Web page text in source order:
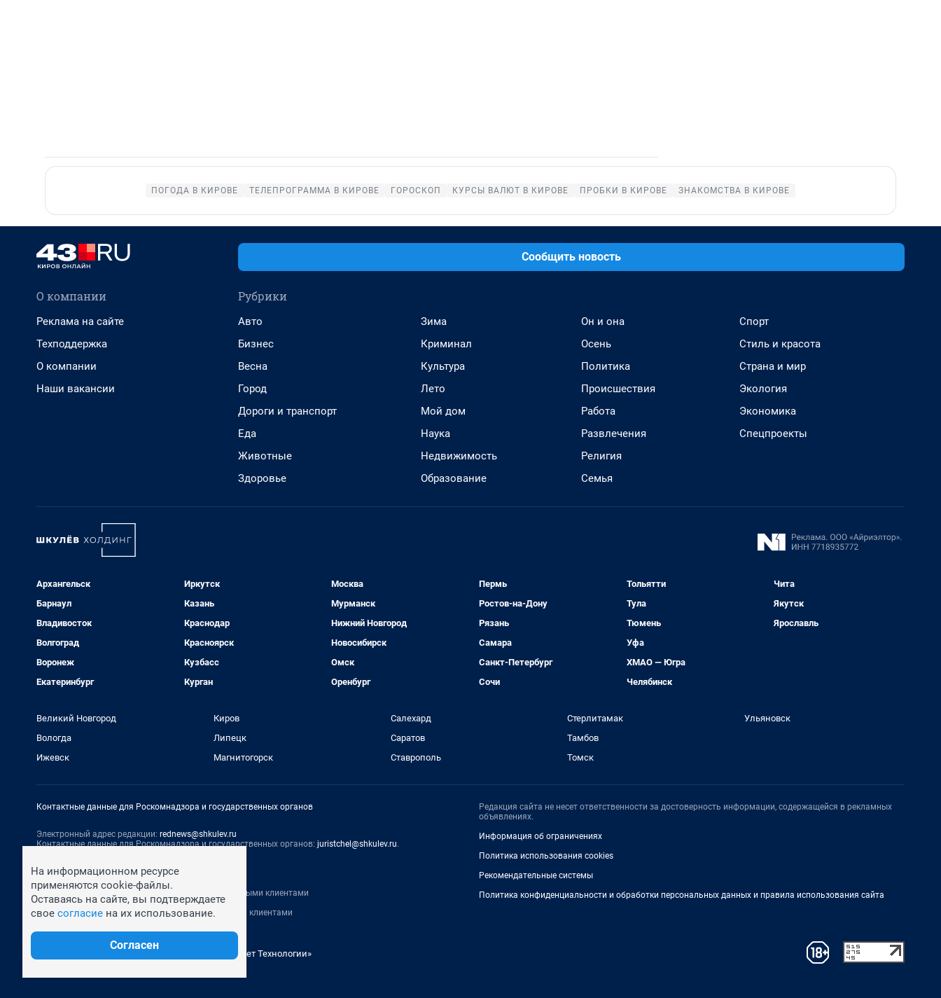
ПОГОДА В КИРОВЕ ТЕЛЕПРОГРАММА В КИРОВЕ ГОРОСКОП КУРСЫ ВАЛЮТ В КИРОВЕ ПРОБКИ В КИРОВЕ ЗНАКОМСТВА В КИРОВЕ
Сообщить новость
О компании
Реклама на сайте
Техподдержка
О компании
Наши вакансии
Рубрики
Авто
Бизнес
Весна
Город
Дороги и транспорт
Еда
Животные
Здоровье
Зима
Криминал
Культура
Лето
Мой дом
Наука
Недвижимость
Образование
Он и она
Осень
Политика
Происшествия
Работа
Развлечения
Религия
Семья
Спорт
Стиль и красота
Страна и мир
Экология
Экономика
Спецпроекты
Архангельск
Барнаул
Владивосток
Волгоград
Воронеж
Екатеринбург
Иркутск
Казань
Краснодар
Красноярск
Кузбасс
Курган
Москва
Мурманск
Нижний Новгород
Новосибирск
Омск
Оренбург
Пермь
Ростов-на-Дону
Рязань
Самара
Санкт-Петербург
Сочи
Тольятти
Тула
Тюмень
Уфа
ХМАО — Югра
Челябинск
Чита
Якутск
Ярославль
Великий Новгород
Вологда
Ижевск
Киров
Липецк
Магнитогорск
Салехард
Саратов
Ставрополь
Стерлитамак
Тамбов
Томск
Ульяновск
Контактные данные для Роскомнадзора и государственных органов
Электронный адрес редакции: rednews@shkulev.ru
Контактные данные для Роскомнадзора и государственных органов: juristchel@shkulev.ru.
По вопросам коммерческого сотрудничества:
Жапарова Жанна, менеджер по работе с федеральными клиентами
zhanna.zhaparova@shkulev.ru , моб. + 7 982 640 34 32
Ревина Мария, директор по работе с федеральными клиентами
Редакция сайта не несет ответственности за достоверность информации, содержащейся в рекламных
объявлениях.
Информация об ограничениях
Политика использования cookies
Рекомендательные системы
Политика конфиденциальности и обработки персональных данных и правила использования сайта
© ООО «Интернет Технологии»
На информационном ресурсе
применяются cookie-файлы.
Оставаясь на сайте, вы подтверждаете
свое согласие на их использование.
Согласен